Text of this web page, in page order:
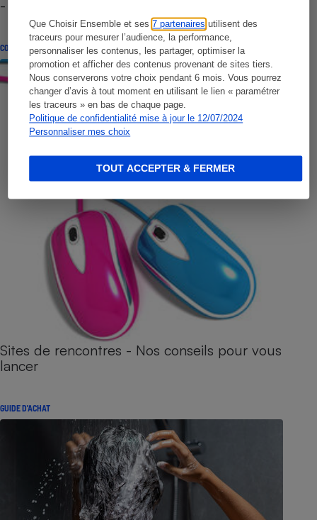
Que Choisir Ensemble et ses7 partenaires utilisent des
traceurs pour mesurer l’audience, la performance,
personnaliser les contenus, les partager, optimiser la
promotion et afficher des contenus provenant de sites tiers.
Nous conserverons votre choix pendant 6 mois. Vous pourrez
changer d’avis à tout moment en utilisant le lien « paramétrer
les traceurs » en bas de chaque page.
Politique de confidentialité mise à jour le 12/07/2024
Personnaliser mes choix
TOUT ACCEPTER & FERMER
- Premières impressions
CONSEILS
Sites de rencontres - Nos conseils pour vous
lancer
GUIDE D'ACHAT